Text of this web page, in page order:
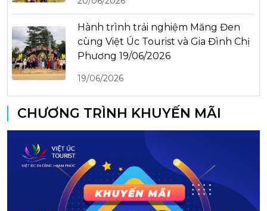
Hành trình trải nghiệm Măng Đen
cùng Việt Úc Tourist và Gia Đình Chị
Phương 19/06/2026
19/06/2026
CHƯƠNG TRÌNH KHUYẾN MÃI